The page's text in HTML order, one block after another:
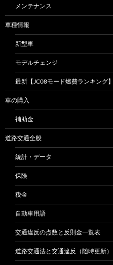
メンテナンス
車種情報
新型車
モデルチェンジ
最新【JC08モード燃費ランキング
車の購入
補助金
道路交通全般
統計・データ
保険
税金
自動車用語
交通違反の点数と反則金一覧表
道路交通法と交通違反（随時更新）